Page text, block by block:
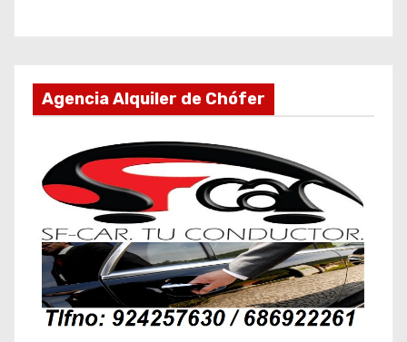
Agencia Alquiler de Chófer